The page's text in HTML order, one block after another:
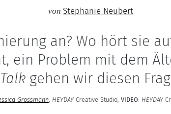
von Stephanie Neubert
an? Wo hört sie
ein Problem mit dem
gehen wir diesen
Grossmann HEYDAY Creative Studio, VIDEO: HEYDAY